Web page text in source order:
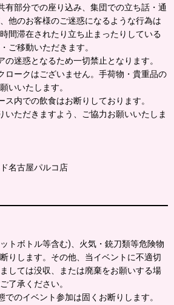
有部分での座り込み、集団での立ち話・通
他のお客様のご迷惑になるような行為は
間滞在されたり立ち止まったりしている
ご移動いただきます。
迷惑となるため一切禁止となります。
ロークはございません。手荷物・貴重品の
いいたします。
内での飲食はお断りしております。
いただきますよう、ご協力お願いいたしま
名古屋パルコ店
トボトル等含む)、火気・銃刀類等危険物
りします。その他、当イベントに不適切
しては没収、または廃棄をお願いする場
了承ください。
のイベント参加は固くお断りします。